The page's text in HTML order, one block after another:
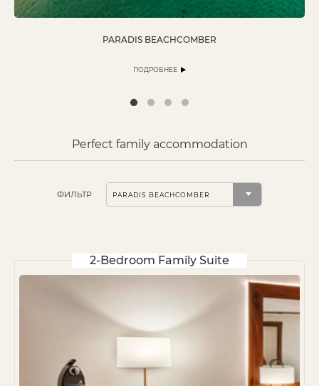
PARADIS BEACHCOMBER
ПОДРОБНЕЕ
Perfect family accommodation
ФИЛЬТР
2-Bedroom Family Suite